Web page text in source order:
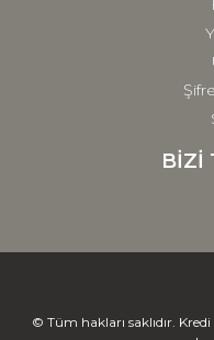
BİZİ
© Tüm hakları saklıdır.